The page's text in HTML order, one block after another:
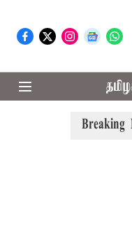
Breaking
பெற்றார் சங்கீதா